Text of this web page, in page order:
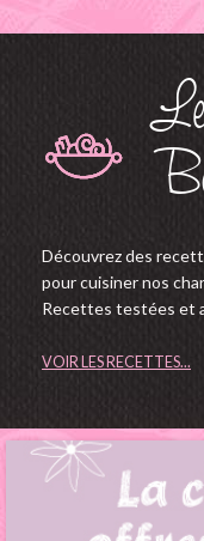
Découvrez des
pour cuisiner nos
Recettes testées et
VOIR LES RECETTES...